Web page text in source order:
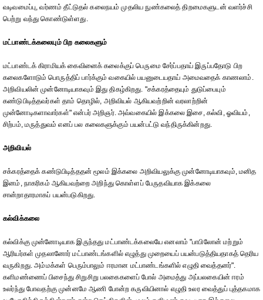
வடிவமைப்பு, வர்ணம் தீட்டுதல் கலைநயம் முதலிய நுண்கலைத் திறமைகளுடன் வளர்ச்சி
பெற்று வந்து கொண்டுள்ளது.
மட்பாண்டக்கலையும் பிற கலைகளும்
மட்பாண்டக் கிராமியக் கைவினைக் கலைக்குப் பெருமை சேர்ப்பதாய் இருப்பதோடு பிற
கலைகளோடும் பொருத்திப் பார்க்கும் வகையில் பயனுடையதாய் அமைவதைக் காணலாம்.
அறிவியலின் முன்னோடியாகவும் இது திகழ்கிறது. "சக்கரத்தையும் துடுப்பையும்
கண்டுபிடித்தவர்கள் தாம் தொழில், அறிவியல் ஆகியவற்றின் வரலாற்றின்
முன்னோடிகளாவார்கள்" என்பர் அறிஞர். அவ்வகையில் இக்கலை இசை, கல்வி, ஓவியம்,
சிற்பம், மருத்துவம் எனப் பல கலைகளுக்கும் பயன்பட்டு வந்திருக்கின்றது.
அறிவியல்
சக்கரத்தைக் கண்டுபிடித்ததன் மூலம் இக்கலை அறிவியலுக்கு முன்னோடியாகவும், மனித
இனம், நாகரிகம் ஆகியவற்றை அறிந்து கொள்ளப் பேருதவியாக இக்கலை
சான்றாதாரமாகப் பயன்படுகிறது.
கல்விக்கலை
கல்விக்கு முன்னோடியாக இருந்தது மட்பாண்டக்கலையே எனலாம் "பாபிலோன் மற்றும்
ஆரியர்கள் முதலானோர் மட்பாண்டங்களில் எழுத்து முறையைப் பயன்படுத்தியதாகத் தெரிய
வருகிறது. அம்மக்கள் பெரும்பாலும் ஈரமான மட்பாண்டங்களில் எழுதி வைத்தனர்".
களிமண்ணைப் பிசைந்து சிறுசிறு பலகைகளைப் போல் அமைத்து அப்பலகையின் ஈரம்
உலர்ந்து போவதற்கு முன்னமே ஆணி போன்ற கருவியினால் எழுதி உலர வைத்துப் புத்தகமாக